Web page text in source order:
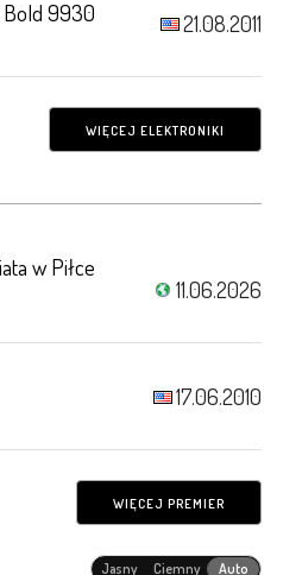
9930 21.08.2011
WIĘCEJ ELEKTRONIKI
w Piłce
11.06.2026
17.06.2010
WIĘCEJ PREMIER
Jasny Ciemny Auto